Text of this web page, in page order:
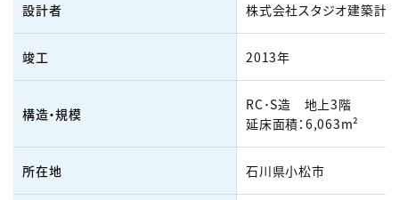
設計者 株式会社スタジオ建築計画
竣工 2013年
構造・規模
RC･S造 地上3階
延床面積：6,063m²
所在地 石川県小松市